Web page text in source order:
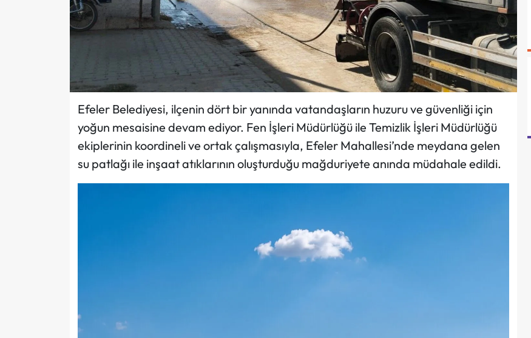
Efeler Belediyesi, ilçenin dört bir yanında vatandaşların huzuru ve güvenliği için
yoğun mesaisine devam ediyor. Fen İşleri Müdürlüğü ile Temizlik İşleri Müdürlüğü
ekiplerinin koordineli ve ortak çalışmasıyla, Efeler Mahallesi’nde meydana gelen
su patlağı ile inşaat atıklarının oluşturduğu mağduriyete anında müdahale edildi.